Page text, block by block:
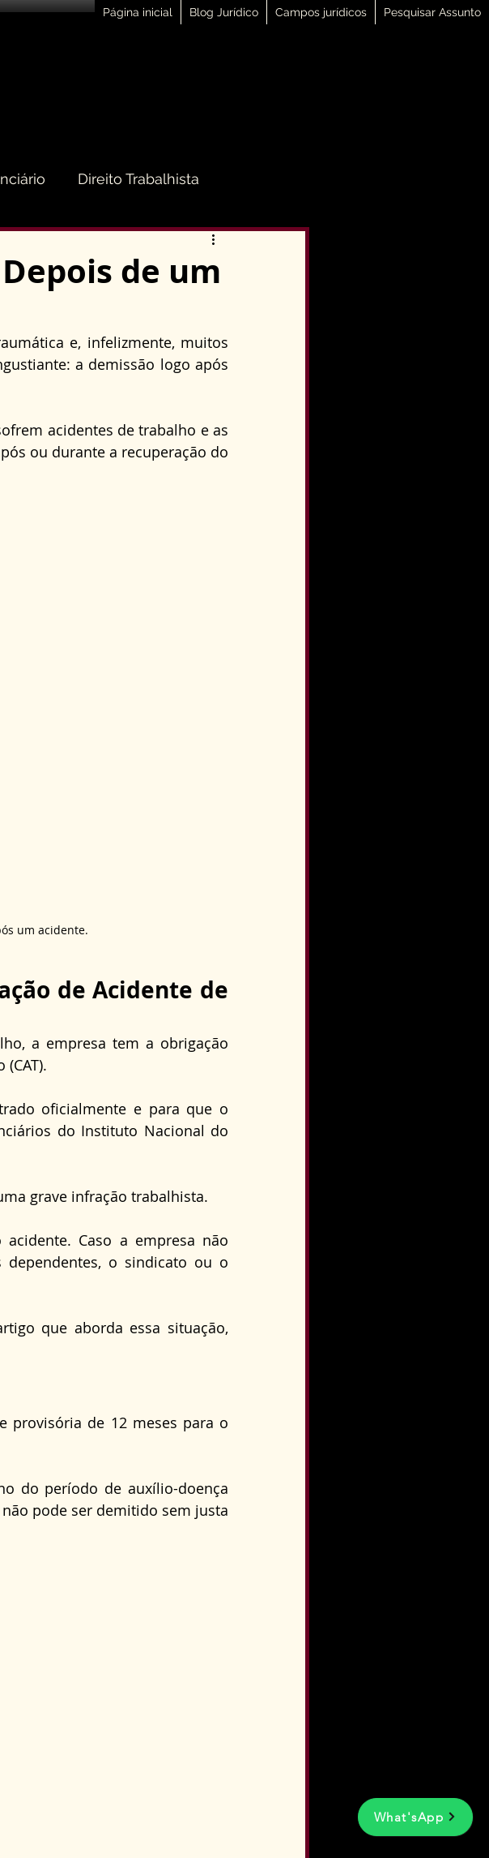
Página inicial Blog Jurídico Campos jurídicos Pesquisar Assunto
What'sApp
Direito Trabalhista
Saúde condo Direito Condominial
de um
e, infelizmente, muitos
a demissão logo após
acidentes de trabalho e as
ou durante a recuperação do
um acidente.
de Acidente de
a empresa tem a obrigação
oficialmente e para que o
do Instituto Nacional do
grave infração trabalhista.
Caso a empresa não
dependentes, o sindicato ou o
que aborda essa situação,
provisória de 12 meses para o
do período de auxílio-doença
pode ser demitido sem justa